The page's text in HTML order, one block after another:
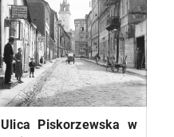
Ulica Piskorzewska w